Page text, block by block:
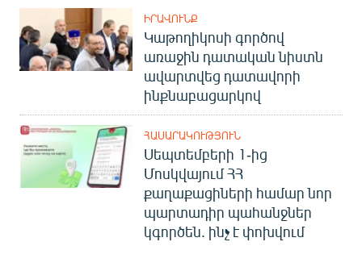
ԻՐԱՎՈՒՆՔ
Կաթողիկոսի գործով
առաջին դատական նիստն
ավարտվեց դատավորի
ինքնաբացարկով
ՀԱՍԱՐԱԿՈՒԹՅՈՒՆ
Սեպտեմբերի 1-ից
Մոսկվայում ՀՀ
քաղաքացիների համար նոր
պարտադիր պահանջներ
կգործեն. ինչ է փոխվում